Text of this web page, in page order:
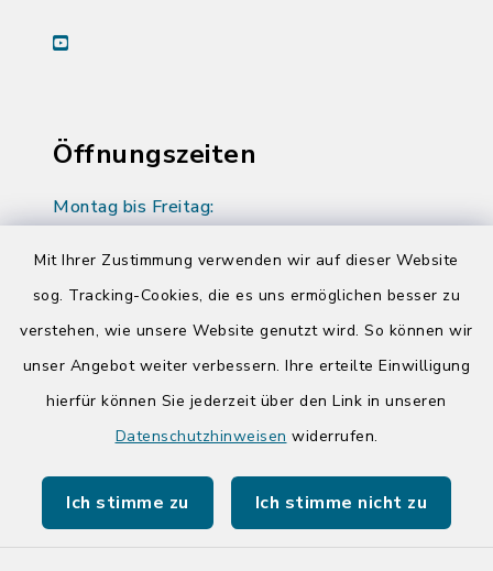
Mit Ihrer Zustimmung verwenden wir auf dieser Website
sog. Tracking-Cookies, die es uns ermöglichen besser zu
verstehen, wie unsere Website genutzt wird. So können wir
unser Angebot weiter verbessern. Ihre erteilte Einwilligung
hierfür können Sie jederzeit über den Link in unseren
Datenschutzhinweisen widerrufen.
Ich stimme zu Ich stimme nicht zu
youtube
Öffnungszeiten
Montag bis Freitag:
Donnerstag zusätzlich:
14:00-17:00 Uhr
Quicklinks
Tourist-Info der Stadt Bad Segeberg